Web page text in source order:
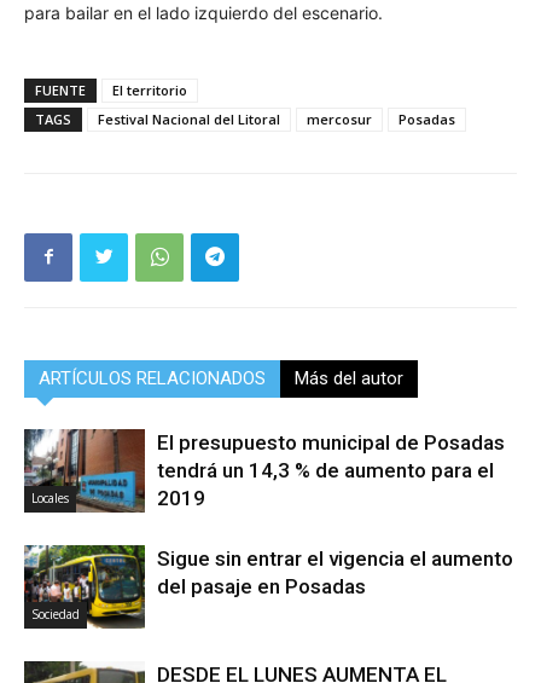
para bailar en el lado izquierdo del escenario.
FUENTE
El territorio
TAGS
Festival Nacional del Litoral mercosur Posadas
ARTÍCULOS RELACIONADOS Más del autor
Locales
El presupuesto municipal de Posadas
tendrá un 14,3 % de aumento para el
2019
Sociedad
Sigue sin entrar el vigencia el aumento
del pasaje en Posadas
DESDE EL LUNES AUMENTA EL